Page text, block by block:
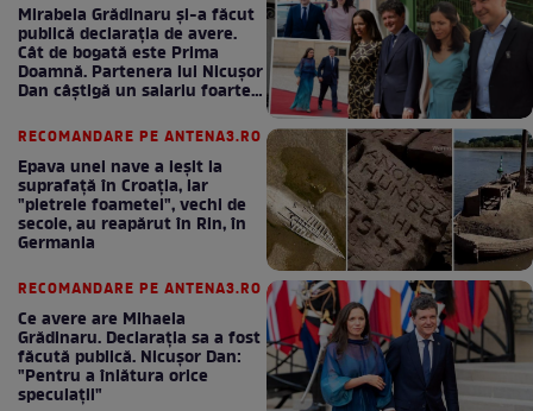
Mirabela Grădinaru și-a făcut
publică declarația de avere.
Cât de bogată este Prima
Doamnă. Partenera lui Nicușor
Dan câștigă un salariu foarte
RECOMANDARE PE ANTENA3.RO
Epava unei nave a ieșit la
suprafață în Croația, iar
"pietrele foametei", vechi de
secole, au reapărut în Rin, în
Germania
RECOMANDARE PE ANTENA3.RO
Ce avere are Mihaela
Grădinaru. Declarația sa a fost
făcută publică. Nicușor Dan:
"Pentru a înlătura orice
speculații"